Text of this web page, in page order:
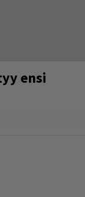
ensi